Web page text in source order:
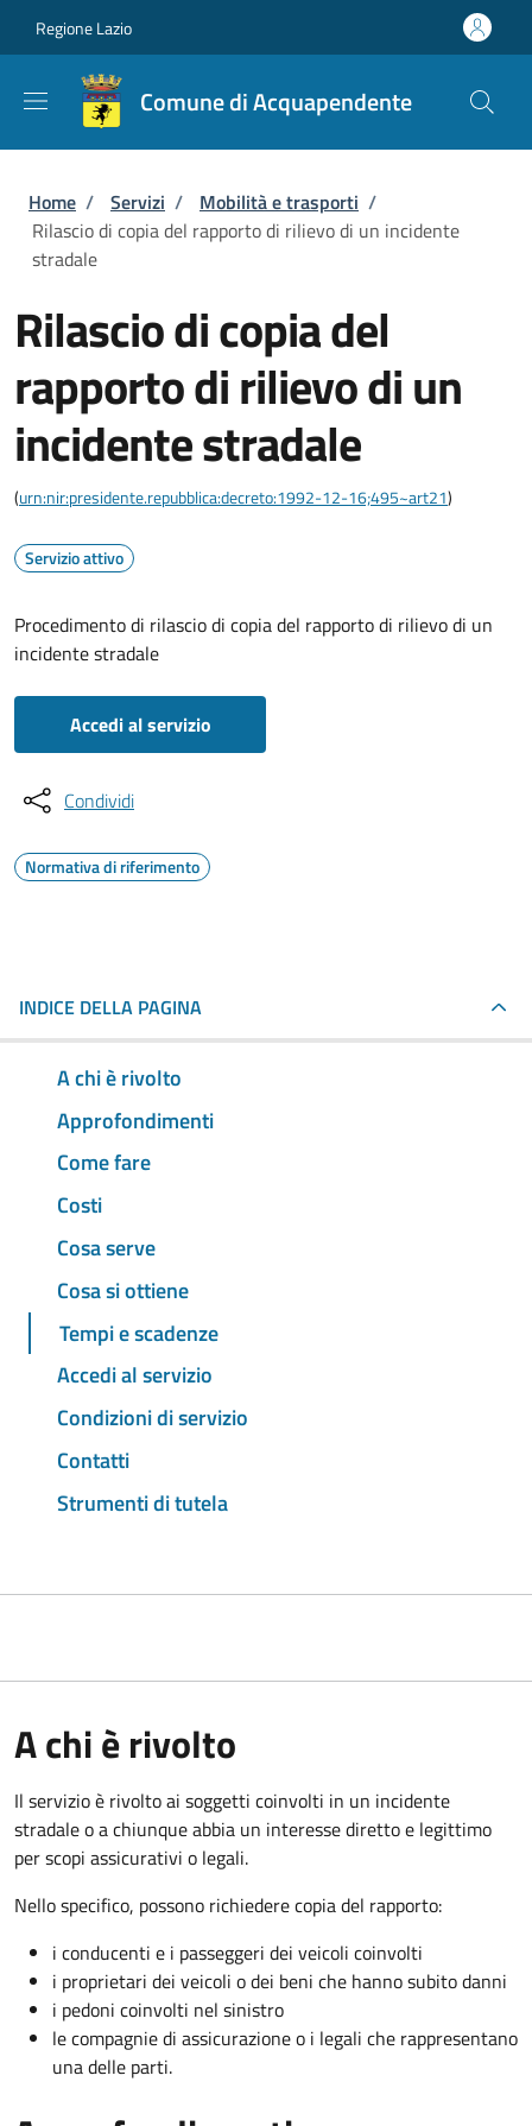
Regione Lazio
Comune di Acquapendente
Briciole di pane
Home / Servizi / Mobilità e trasporti /
Rilascio di copia del rapporto di rilievo di un incidente
stradale
Rilascio di copia del
rapporto di rilievo di un
incidente stradale
(urn:nir:presidente.repubblica:decreto:1992-12-16;495~art21)
Servizio attivo
Procedimento di rilascio di copia del rapporto di rilievo di un
incidente stradale
Accedi al servizio
Condividi
Normativa di riferimento
INDICE DELLA PAGINA
A chi è rivolto
Approfondimenti
Come fare
Costi
Cosa serve
Cosa si ottiene
Tempi e scadenze
Accedi al servizio
Condizioni di servizio
Contatti
Strumenti di tutela
A chi è rivolto
Il servizio è rivolto ai soggetti coinvolti in un incidente
stradale o a chiunque abbia un interesse diretto e legittimo
per scopi assicurativi o legali.
Nello specifico, possono richiedere copia del rapporto:
i conducenti e i passeggeri dei veicoli coinvolti
i proprietari dei veicoli o dei beni che hanno subito danni
i pedoni coinvolti nel sinistro
le compagnie di assicurazione o i legali che rappresentano
una delle parti.